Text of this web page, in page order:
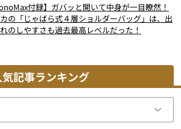
付録】ガバッと開いて中身が一目瞭然！
の「じゃばら式４層ショルダーバッグ」は、出
のしやすさも過去最高レベルだった！
記事ランキング